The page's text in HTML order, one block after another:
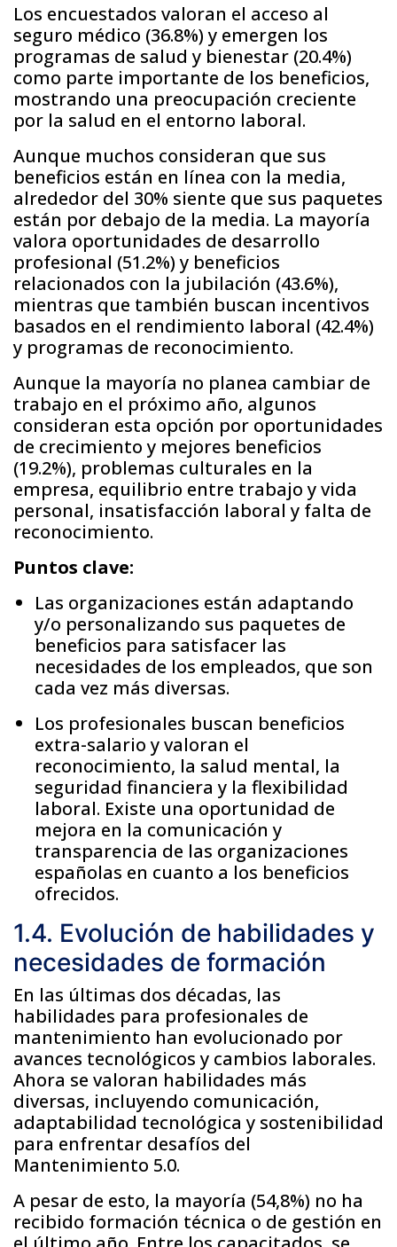
Los encuestados valoran el acceso al
seguro médico (36.8%) y emergen los
programas de salud y bienestar (20.4%)
como parte importante de los beneficios,
mostrando una preocupación creciente
por la salud en el entorno laboral.
Aunque muchos consideran que sus
beneficios están en línea con la media,
alrededor del 30% siente que sus paquetes
están por debajo de la media. La mayoría
valora oportunidades de desarrollo
profesional (51.2%) y beneficios
relacionados con la jubilación (43.6%),
mientras que también buscan incentivos
basados en el rendimiento laboral (42.4%)
y programas de reconocimiento.
Aunque la mayoría no planea cambiar de
trabajo en el próximo año, algunos
consideran esta opción por oportunidades
de crecimiento y mejores beneficios
(19.2%), problemas culturales en la
empresa, equilibrio entre trabajo y vida
personal, insatisfacción laboral y falta de
reconocimiento.
Puntos clave:
Las organizaciones están adaptando
y/o personalizando sus paquetes de
beneficios para satisfacer las
necesidades de los empleados, que son
cada vez más diversas.
Los profesionales buscan beneficios
extra-salario y valoran el
reconocimiento, la salud mental, la
seguridad financiera y la flexibilidad
laboral. Existe una oportunidad de
mejora en la comunicación y
transparencia de las organizaciones
españolas en cuanto a los beneficios
ofrecidos.
1.4. Evolución de habilidades y
necesidades de formación
En las últimas dos décadas, las
habilidades para profesionales de
mantenimiento han evolucionado por
avances tecnológicos y cambios laborales.
Ahora se valoran habilidades más
diversas, incluyendo comunicación,
adaptabilidad tecnológica y sostenibilidad
para enfrentar desafíos del
Mantenimiento 5.0.
A pesar de esto, la mayoría (54,8%) no ha
recibido formación técnica o de gestión en